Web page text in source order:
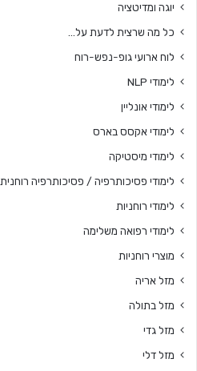
יוגה ומדיטציה
כל מה שרצית לדעת על…
לוח ארועי גופ-נפש-רוח
לימודי NLP
לימודי אונליין
לימודי אקסס בארס
לימודי מיסטיקה
לימודי פסיכותרפיה / פסיכותרפיה רוחנית
לימודי רוחניות
לימודי רפואה משלימה
מוצרי רוחניות
מזל אריה
מזל בתולה
מזל גדי
מזל דלי